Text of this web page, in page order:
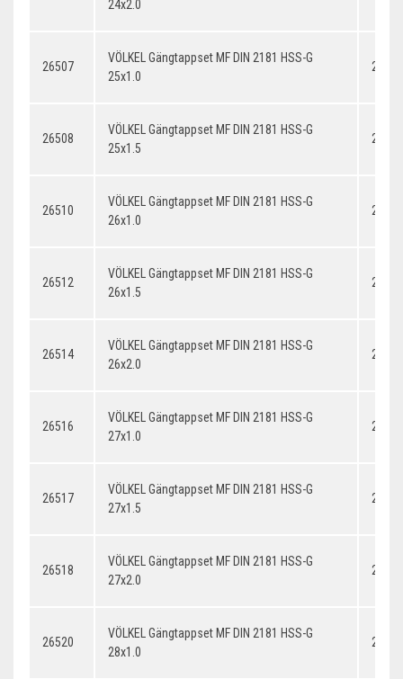
24x2.0
26507
VÖLKEL Gängtappset MF DIN 2181 HSS-G
25x1.0
26508
VÖLKEL Gängtappset MF DIN 2181 HSS-G
25x1.5
26510
VÖLKEL Gängtappset MF DIN 2181 HSS-G
26x1.0
26512
VÖLKEL Gängtappset MF DIN 2181 HSS-G
26x1.5
26514
VÖLKEL Gängtappset MF DIN 2181 HSS-G
26x2.0
26516
VÖLKEL Gängtappset MF DIN 2181 HSS-G
27x1.0
26517
VÖLKEL Gängtappset MF DIN 2181 HSS-G
27x1.5
26518
VÖLKEL Gängtappset MF DIN 2181 HSS-G
27x2.0
26520
VÖLKEL Gängtappset MF DIN 2181 HSS-G
28x1.0